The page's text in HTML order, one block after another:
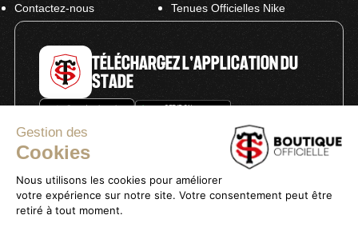
Gestion des
Cookies
Nous utilisons les cookies pour améliorer
votre expérience sur notre site. Votre consentement peut être
retiré à tout moment.
Contactez-nous
Tenues Officielles Nike
TÉLÉCHARGEZ L'APPLICATION DU
STADE